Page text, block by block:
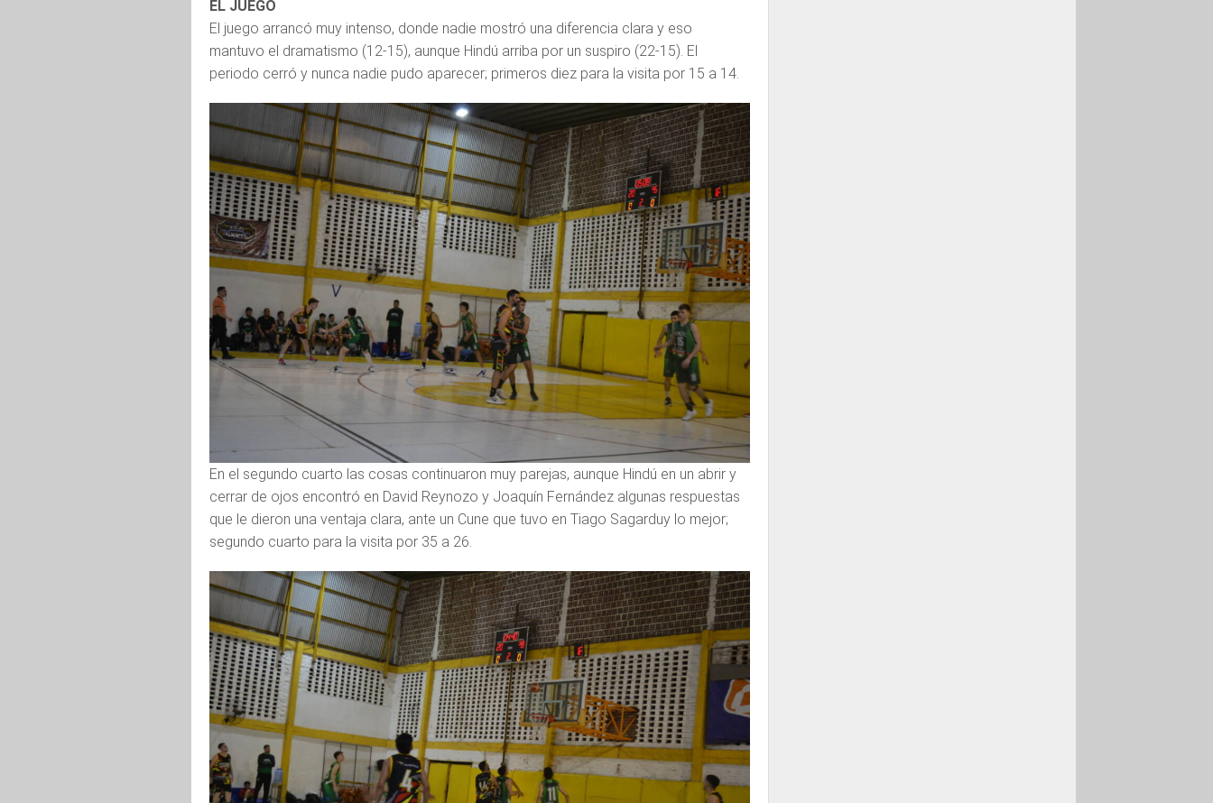
EL JUEGO
El juego arrancó muy intenso, donde nadie mostró una diferencia clara y eso
mantuvo el dramatismo (12-15), aunque Hindú arriba por un suspiro (22-15). El
periodo cerró y nunca nadie pudo aparecer; primeros diez para la visita por 15 a 14.
En el segundo cuarto las cosas continuaron muy parejas, aunque Hindú en un abrir y
cerrar de ojos encontró en David Reynozo y Joaquín Fernández algunas respuestas
que le dieron una ventaja clara, ante un Cune que tuvo en Tiago Sagarduy lo mejor;
segundo cuarto para la visita por 35 a 26.